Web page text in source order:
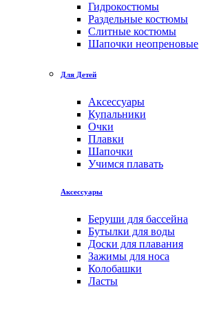
Гидрокостюмы
Раздельные костюмы
Слитные костюмы
Шапочки неопреновые
Для Детей
Аксессуары
Купальники
Очки
Плавки
Шапочки
Учимся плавать
Аксессуары
Беруши для бассейна
Бутылки для воды
Доски для плавания
Зажимы для носа
Колобашки
Ласты